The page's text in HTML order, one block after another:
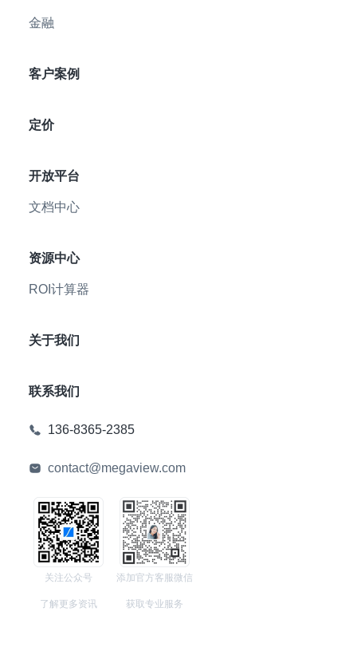
金融
客户案例
定价
开放平台
文档中心
资源中心
ROI计算器
关于我们
联系我们
136-8365-2385
contact@megaview.com
关注公众号
了解更多资讯
添加官方客服微信
获取专业服务